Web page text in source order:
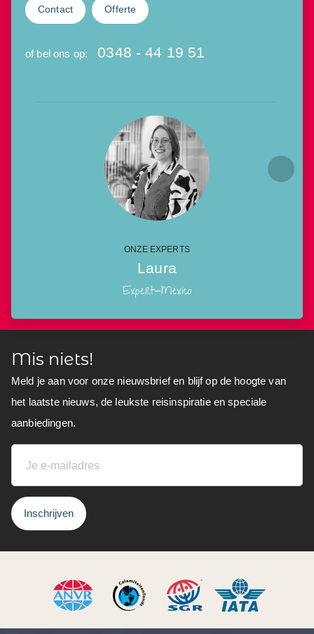
Contact Offerte
of bel ons op: 0348 - 44 19 51
ONZE EXPERTS
Laura
Expert-Mexico
Mis niets!
Meld je aan voor onze nieuwsbrief en blijf op de hoogte van
het laatste nieuws, de leukste reisinspiratie en speciale
aanbiedingen.
Inschrijven